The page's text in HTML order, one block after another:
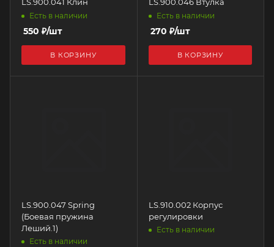
Есть в наличии
550 ₽/шт
В КОРЗИНУ
Есть в наличии
270 ₽/шт
В КОРЗИНУ
LS.900.047 Spring
(Боевая пружина
Леший.1)
Есть в наличии
LS.910.002 Корпус
регулировки
Есть в наличии